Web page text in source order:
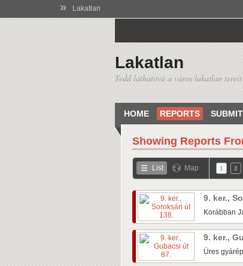
» Lakatlan
Lakatlan
Tedd láthatóvá a város lakatlan tereit
HOME REPORTS
Showing Reports
List Map 1 2
9. ker.,
Korábban
9. ker.,
Üres